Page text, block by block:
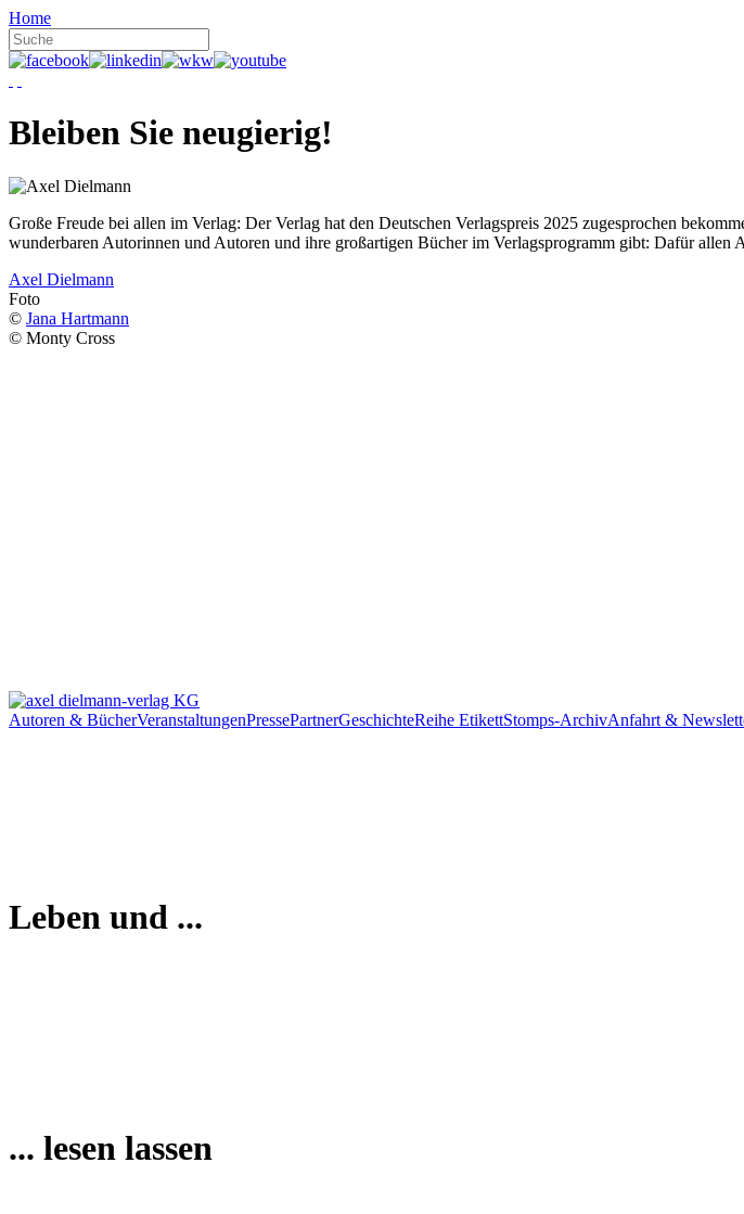
Home
Bleiben Sie neugierig!
Große Freude bei allen im Verlag: Der Verlag hat den Deutschen Verlagspreis 2025 zugesprochen
wunderbaren Autorinnen und Autoren und ihre großartigen Bücher im Verlagsprogramm gibt: Dafür
Axel Dielmann
Foto
© Jana Hartmann
© Monty Cross
Autoren & BücherVeranstaltungenPressePartnerGeschichteReihe EtikettStomps-ArchivAnfahrt &
Leben und ...
... lesen lassen